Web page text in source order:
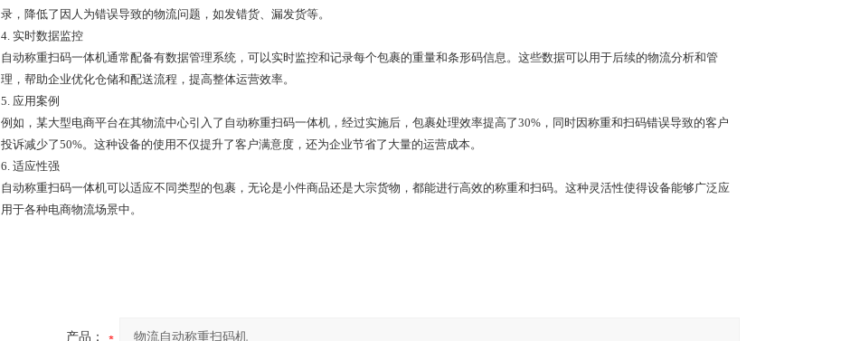
录，降低了因人为错误导致的物流问题，如发错货、漏发货等。
4. 实时数据监控
自动称重扫码一体机通常配备有数据管理系统，可以实时监控和记录每个包裹的重量和条形码信息。这些数据可以用于后续的物流分析和管
理，帮助企业优化仓储和配送流程，提高整体运营效率。
5. 应用案例
例如，某大型电商平台在其物流中心引入了自动称重扫码一体机，经过实施后，包裹处理效率提高了30%，同时因称重和扫码错误导致的客户
投诉减少了50%。这种设备的使用不仅提升了客户满意度，还为企业节省了大量的运营成本。
6. 适应性强
自动称重扫码一体机可以适应不同类型的包裹，无论是小件商品还是大宗货物，都能进行高效的称重和扫码。这种灵活性使得设备能够广泛应
用于各种电商物流场景中。
产品：